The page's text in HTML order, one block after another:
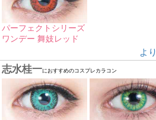
パーフェクトシリーズ
ワンデー 舞妓レッド
よ
志水桂一におすすめのコスプレカラコン